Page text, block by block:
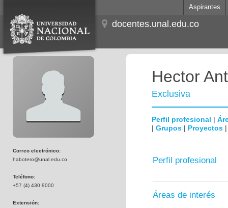
Aspirantes
docentes.unal.edu.co
Correo electrónico:
habotero@unal.edu.co
Teléfono:
+57 (4) 430 9000
Extensión:
Hector
Exclusiva
Perfil profesional |
| Grupos | Proyectos
Perfil profesional
Áreas de interés